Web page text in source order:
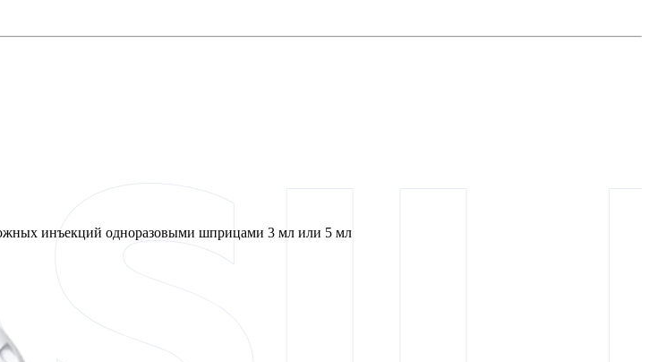
инъекций одноразовыми шприцами 3 мл или 5 мл